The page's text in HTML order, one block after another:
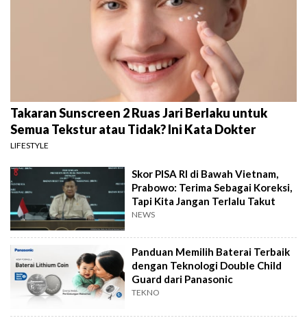
Takaran Sunscreen 2 Ruas Jari Berlaku untuk
Semua Tekstur atau Tidak? Ini Kata Dokter
LIFESTYLE
Skor PISA RI di Bawah Vietnam,
Prabowo: Terima Sebagai Koreksi,
Tapi Kita Jangan Terlalu Takut
NEWS
Panduan Memilih Baterai Terbaik
dengan Teknologi Double Child
Guard dari Panasonic
TEKNO